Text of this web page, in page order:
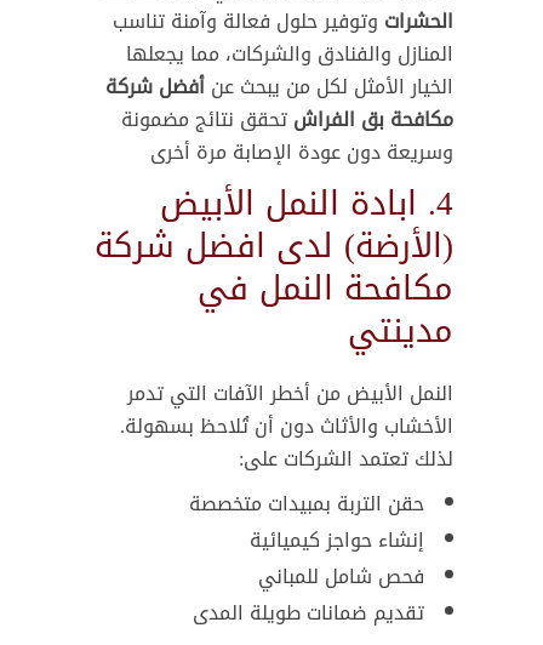
الحشرات وتوفير حلول فعالة وآمنة تناسب
المنازل والفنادق والشركات، مما يجعلها
الخيار الأمثل لكل من يبحث عنأفضل شركة
مكافحة بق الفراشتحقق نتائج مضمونة
وسريعة دون عودة الإصابة مرة أخرى
4. ابادة النمل الأبيض
(الأرضة) لدى افضل شركة
مكافحة النمل في
مدينتي
النمل الأبيض من أخطر الآفات التي تدمر
الأخشاب والأثاث دون أن تُلاحظ بسهولة.
لذلك تعتمد الشركات على:
حقن التربة بمبيدات متخصصة
إنشاء حواجز كيميائية
فحص شامل للمباني
تقديم ضمانات طويلة المدى